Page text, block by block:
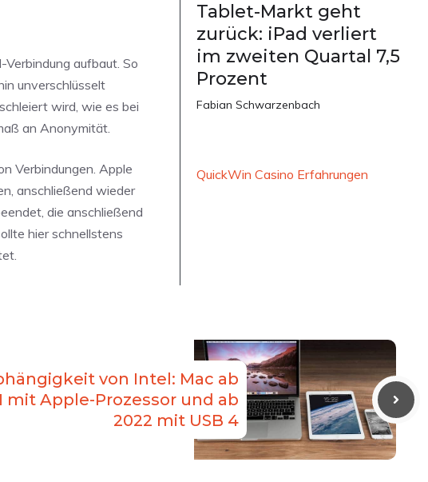
aufbaut. So
unverschlüsselt
wird, wie es bei
an Anonymität.
Verbindungen. Apple
anschließend wieder
die anschließend
hier schnellstens
Tablet-Markt geht
zurück: iPad verliert
im zweiten Quartal 7,5
Prozent
Fabian Schwarzenbach
QuickWin Casino Erfahrungen
von Intel: Mac ab
mit Apple-Prozessor und ab
2022 mit USB 4